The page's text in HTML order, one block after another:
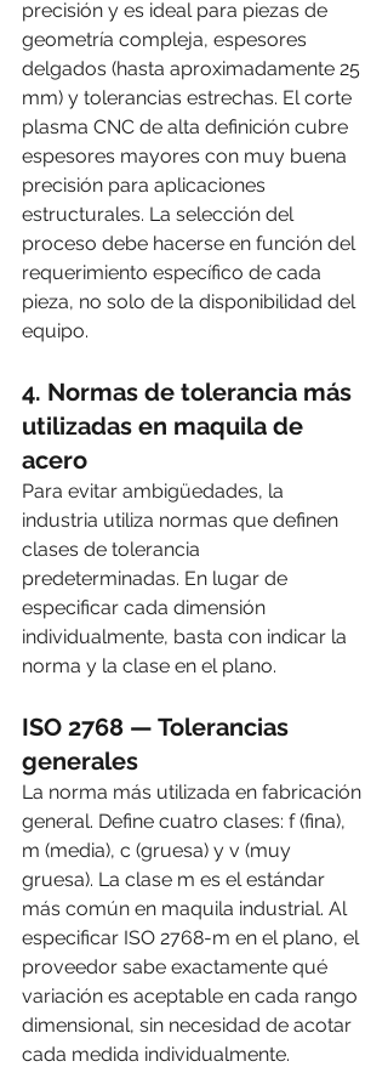
precisión y es ideal para piezas de
geometría compleja, espesores
delgados (hasta aproximadamente 25
mm) y tolerancias estrechas. El corte
plasma CNC de alta definición cubre
espesores mayores con muy buena
precisión para aplicaciones
estructurales. La selección del
proceso debe hacerse en función del
requerimiento específico de cada
pieza, no solo de la disponibilidad del
equipo.
4. Normas de tolerancia más
utilizadas en maquila de
acero
Para evitar ambigüedades, la
industria utiliza normas que definen
clases de tolerancia
predeterminadas. En lugar de
especificar cada dimensión
individualmente, basta con indicar la
norma y la clase en el plano.
ISO 2768 — Tolerancias
generales
La norma más utilizada en fabricación
general. Define cuatro clases: f (fina),
m (media), c (gruesa) y v (muy
gruesa). La clase m es el estándar
más común en maquila industrial. Al
especificar ISO 2768-m en el plano, el
proveedor sabe exactamente qué
variación es aceptable en cada rango
dimensional, sin necesidad de acotar
cada medida individualmente.